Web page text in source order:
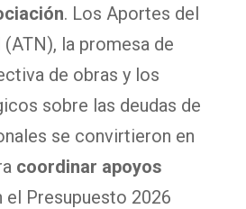
. Los Aportes del
la promesa de
de obras y los
sobre las deudas de
se convirtieron en
coordinar apoyos
el Presupuesto 2026